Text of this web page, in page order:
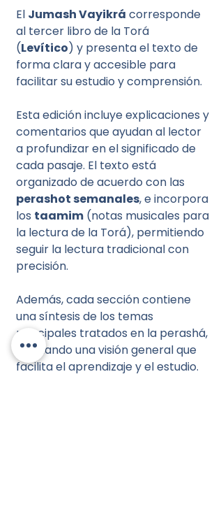
El Jumash Vayikrá corresponde
al tercer libro de la Torá
(Levítico) y presenta el texto de
forma clara y accesible para
facilitar su estudio y comprensión.
Esta edición incluye explicaciones y
comentarios que ayudan al lector
a profundizar en el significado de
cada pasaje. El texto está
organizado de acuerdo con las
perashot semanales, e incorpora
los taamim (notas musicales para
la lectura de la Torá), permitiendo
seguir la lectura tradicional con
precisión.
Además, cada sección contiene
una síntesis de los temas
principales tratados en la perashá,
brindando una visión general que
facilita el aprendizaje y el estudio.